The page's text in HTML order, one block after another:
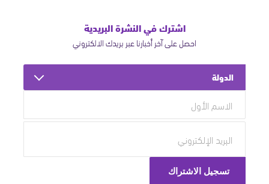
اشترك في النشرة البريدية
احصل على آخر أخبارنا عبر بريدك الالكتروني
الدولة